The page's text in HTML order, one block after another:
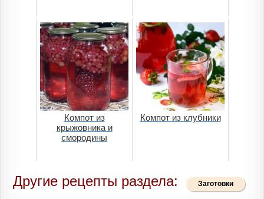
Компот из
крыжовника и
смородины
Компот из клубники
Другие рецепты раздела: Заготовки